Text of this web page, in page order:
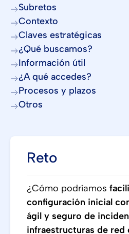
Subretos
Contexto
Claves estratégicas
¿Qué buscamos?
Información útil
¿A qué accedes?
Procesos y plazos
Otros
Reto
¿Cómo podríamos
configuración inicial
ágil y seguro de
infraestructuras de red